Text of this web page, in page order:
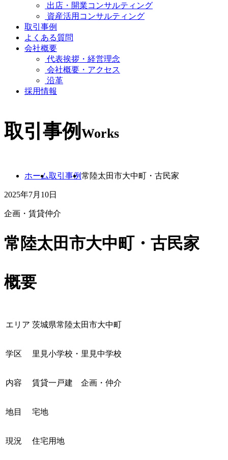
出店・開業コンサルティング
資産活用コンサルティング
取引事例
よくある質問
会社概要
代表挨拶・経営理念
会社概要・アクセス
沿革
採用情報
取引事例 Works
ホーム取引事例常陸太田市大中町・古民家
2025年7月10日
企画・賃貸仲介
常陸太田市大中町・古民家
概要
エリア 茨城県常陸太田市大中町
学区 里見小学校・里見中学校
内容 賃貸一戸建 企画・仲介
地目 宅地
現況 住宅用地